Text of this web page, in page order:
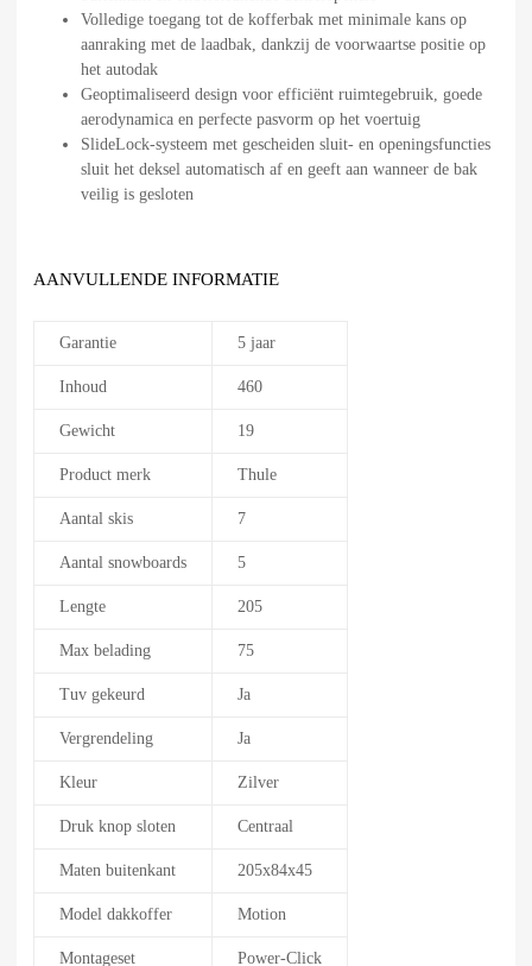
Volledige toegang tot de kofferbak met minimale kans op
aanraking met de laadbak, dankzij de voorwaartse positie op
het autodak
Geoptimaliseerd design voor efficiënt ruimtegebruik, goede
aerodynamica en perfecte pasvorm op het voertuig
SlideLock-systeem met gescheiden sluit- en openingsfuncties
sluit het deksel automatisch af en geeft aan wanneer de bak
veilig is gesloten
AANVULLENDE INFORMATIE
Garantie 5 jaar
Inhoud 460
Gewicht 19
Product merk Thule
Aantal skis 7
Aantal snowboards 5
Lengte 205
Max belading 75
Tuv gekeurd Ja
Vergrendeling Ja
Kleur Zilver
Druk knop sloten Centraal
Maten buitenkant 205x84x45
Model dakkoffer Motion
Montageset Power-Click